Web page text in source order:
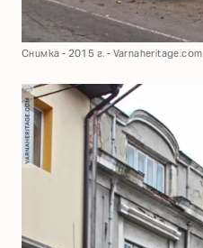
Снимка - 2015 г. - Varnaheritage.com